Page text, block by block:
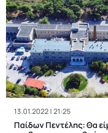
13.01.2022 | 21:25
Παίδων Πεντέλης: Θα